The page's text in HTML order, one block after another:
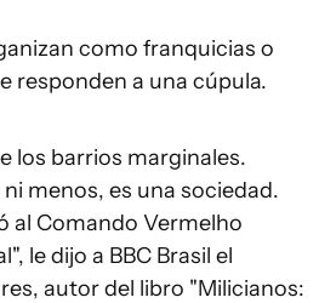
como franquicias o
responden a una cúpula.
los barrios marginales.
menos, es una sociedad.
al Comando Vermelho
le dijo a BBC Brasil el
autor del libro "Milicianos: